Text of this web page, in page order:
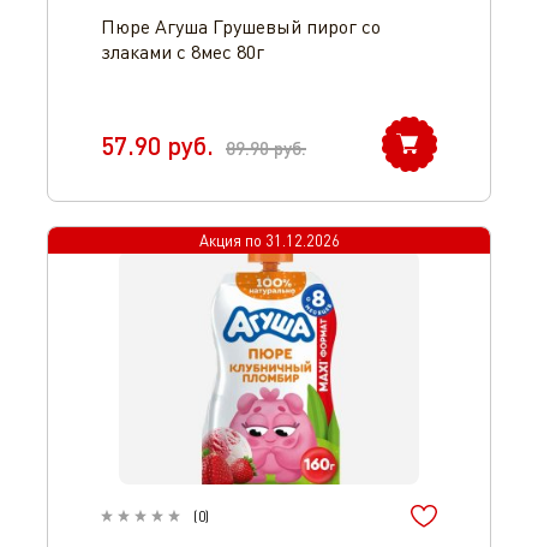
Пюре Агуша Грушевый пирог со
злаками с 8мес 80г
57.90 руб. 89.90руб.
Акция по 31.12.2026
(0)